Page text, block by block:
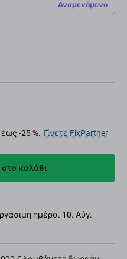
Αναμενόμενο
-25 %. Γίνετε FixPartner
καλάθι
ημέρα. 10. Αύγ.